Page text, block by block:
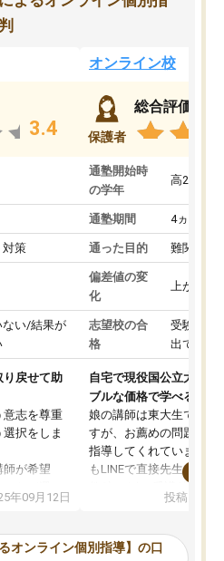
3.4
対策
ない/結果が
り戻せて助
意志を尊重
択をしま
師が希望
など選ぶ
で良いか
年09月12日
オンライン校
保護者
総合評価
通塾開始時
の学年
高2
通塾期間 4ヵ月～1
通った目的 難関私立
偏差値の変
化
上がった
志望校の合
格
受験して
出ていな
自宅で現役国公立大学生
ブルな価格で学べる
娘の講師は東大生では無
すが、お薦めの問題集や
指導してくれています。
もLINEで直接先生に質問
めれるので、個人に合
いなのがあり(有料)、受
投稿日：
オンライン個別指導】の口